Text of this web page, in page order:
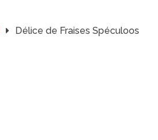
Délice de Fraises Spéculoos